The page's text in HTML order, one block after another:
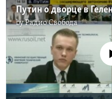
Путин о дворце в
byРадио Свобода
No media